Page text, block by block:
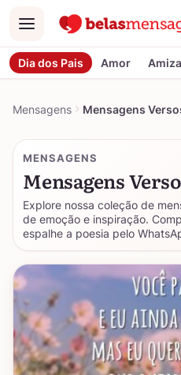
Menu
Dia dos Pais Amor
Mensagens Mensagens
MENSAGENS
Mensagens
Explore nossa coleção de
de emoção e inspiração.
espalhe a poesia pelo